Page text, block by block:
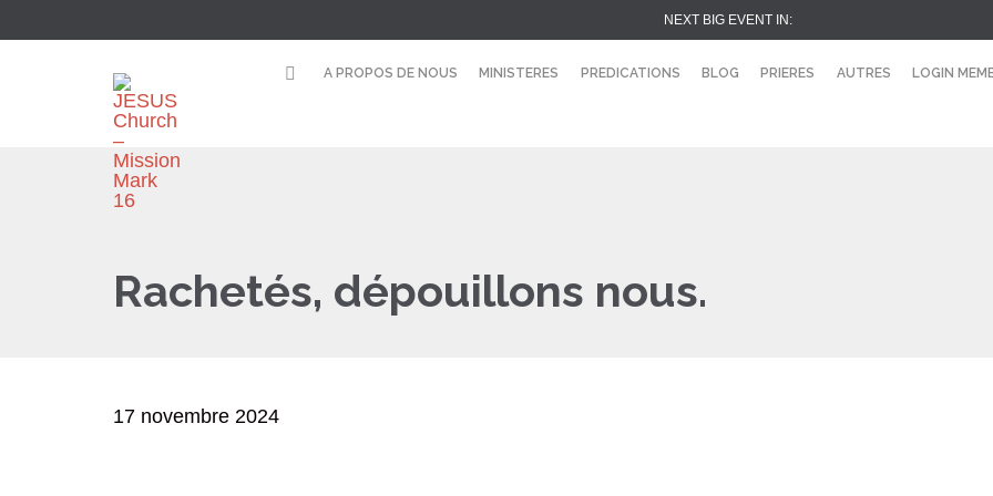
NEXT BIG EVENT IN:
A PROPOS DE NOUS MINISTERES PREDICATIONS BLOG PRIERES AUTRES LOGIN
Rachetés, dépouillons nous.
17 novembre 2024